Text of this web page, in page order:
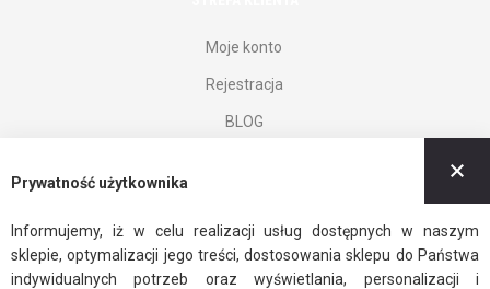
Moje konto
Rejestracja
BLOG
Polityka prywatności
Prywatność użytkownika
Informujemy, iż w celu realizacji usług dostępnych w naszym
sklepie, optymalizacji jego treści, dostosowania sklepu do Państwa
indywidualnych potrzeb oraz wyświetlania, personalizacji i